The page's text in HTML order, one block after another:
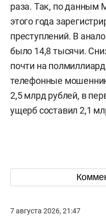
раза. Так, по данным
этого года
преступлений. В
было 14,8 тысячи.
почти на
телефонные
2,5 млрд рублей, в
ущерб составил 2,1
7 августа 2026, 21:47